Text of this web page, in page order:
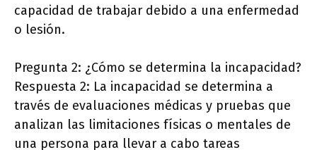
capacidad de trabajar debido a una enfermedad
o lesión.
Pregunta 2: ¿Cómo se determina la incapacidad?
Respuesta 2: La incapacidad se determina a
través de evaluaciones médicas y pruebas que
analizan las limitaciones físicas o mentales de
una persona para llevar a cabo tareas